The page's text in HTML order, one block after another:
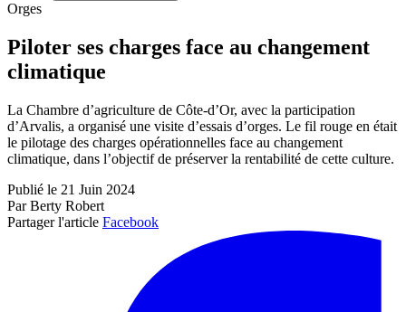
Orges
Piloter ses charges face au changement
climatique
La Chambre d’agriculture de Côte-d’Or, avec la participation
d’Arvalis, a organisé une visite d’essais d’orges. Le fil rouge en était
le pilotage des charges opérationnelles face au changement
climatique, dans l’objectif de préserver la rentabilité de cette culture.
Publié le 21 Juin 2024
Par Berty Robert
Partager l'article Facebook